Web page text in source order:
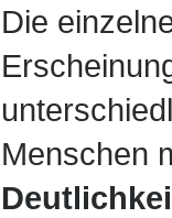
Die
Menschen